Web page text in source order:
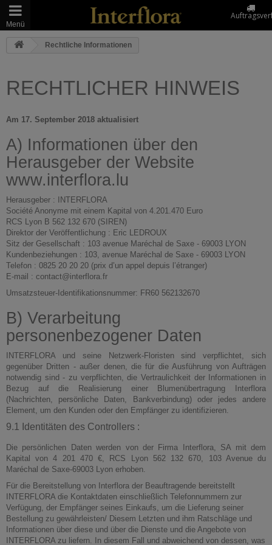
Menü
Rechtliche Informationen
RECHTLICHER HINWEIS
Am 17. September 2018 aktualisiert
A) Informationen über den
Herausgeber der Website
www.interflora.lu
Herausgeber : INTERFLORA
Société Anonyme mit einem Kapital von 4.201.470 Euro
RCS Lyon B 562 132 670 (SIREN)
Direktor der Veröffentlichung : Eric LEDROUX
Sitz der Gesellschaft : 103 avenue Maréchal de Saxe - 69003 LYON
Kundenbeziehungen : 103, avenue Maréchal de Saxe - 69003 LYON
Telefon : 0825 20 20 20 (prix d’un appel depuis l’étranger)
E-mail : contact@interflora.fr
Umsatzsteuer-Identifikationsnummer: FR60 562132670
B) Verarbeitung
personenbezogener Daten
INTERFLORA und seine Netzwerk-Floristen sind verpflichtet, sich
gegenüber Dritten - außer denen, die für die Ausführung von Aufträgen
notwendig sind - zu verpflichten, die Vertraulichkeit der Informationen in
Bezug auf die Realisierung einer Blumenübertragung Interflora
(Nachrichten, persönliche Daten, Bankverbindung) oder jedes andere
Element, um den Kunden oder den Empfänger zu identifizieren.
9.1 Identitäten des Controllers :
Die persönlichen Daten werden von der Firma Interflora, SA mit dem
Kapital von 4 201 470 €, RCS Lyon 562 132 670, 103 Avenue du
Maréchal de Saxe-69003 Lyon erhoben.
Für die Bereitstellung von Interflora der Beauftragende bereitstellt
INTERFLORA die Kontaktdaten einschließlich Telefonnummern zur
Verfügung, der Empfänger seines Einkaufs, um die Lieferung seiner
Bestellung zu gewährleisten/ Diesem Letzten und ihm Ratschläge und
Informationen über diese und über die Dienste und die Angebote von
INTERFLORA zu liefern. In diesem Fall und abweichend von dessen, was